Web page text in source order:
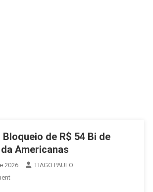
de R$ 54 Bi de
Americanas
2026
TIAGO PAULO
On